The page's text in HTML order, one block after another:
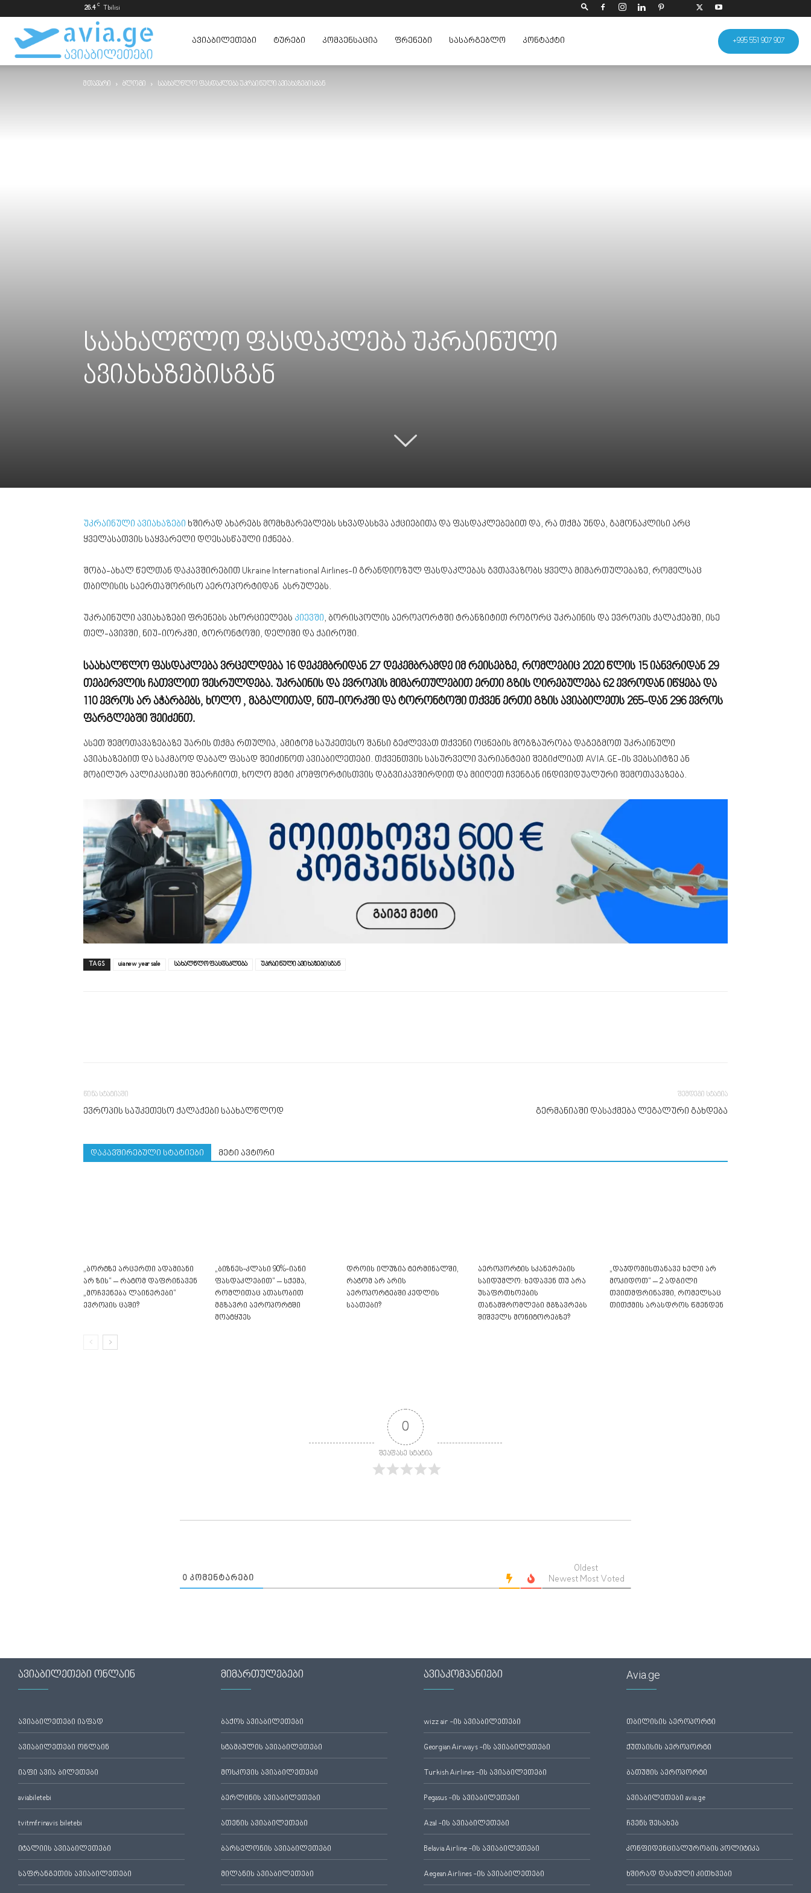
26.4 C Tbilisi
+995 551 907 907
ავიაბილეთები
ყველაზე
ᲐᲕᲘᲐᲑᲘᲚᲔᲗᲔᲑᲘ ᲢᲣᲠᲔᲑᲘ ᲙᲝᲛᲞᲔᲜᲡᲐᲪᲘᲐ ᲤᲠᲔᲜᲔᲑᲘ ᲡᲐᲡᲐᲠᲒᲔᲑᲚᲝ ᲙᲝᲜᲢᲐᲥᲢᲘ
მთავარი ბლოგი საახალწლო ფასდაკლება უკრაინული ავიახაზებისგან
საახალწლო ფასდაკლება უკრაინული
ავიახაზებისგან
უკრაინული ავიახაზები ხშირად ახარებს მომხმარებლებს სხვადასხვა აქციებითა და ფასდაკლებებით და, რა თქმა უნდა, გამონაკლისი არც
ყველასათვის საყვარელი დღესასწაული იქნება.
შობა-ახალ წელთან დაკავშირებით Ukraine International Airlines-ი გრანდიოზულ ფასდაკლებას გვთავაზობს ყველა მიმართულებაზე, რომელსაც
თბილისის საერთაშორისო აეროპორტიდან ასრულებს.
უკრაინული ავიახაზები ფრენებს ახორციელებს კიევში, ბორისპოლის აეროპორტში ტრანზიტით როგორც უკრაინის და ევროპის ქალაქებში, ისე
თელ-ავივში, ნიუ-იორკში, ტორონტოში, დელიში და ქაიროში.
საახალწლო ფასდაკლება ვრცელდება 16 დეკემბრიდან 27 დეკემბრამდე იმ რეისებზე, რომლებიც 2020 წლის 15 იანვრიდან 29
თებერვლის ჩათვლით შესრულდება. უკრაინის და ევროპის მიმართულებით ერთი გზის ღირებულება 62 ევროდან იწყება და
110 ევროს არ აჭარბებს, ხოლო , მაგალითად, ნიუ-იორკში და ტორონტოში თქვენ ერთი გზის ავიაბილეთს 265-დან 296 ევროს
ფარგლებში შეიძენთ.
ასეთ შემოთავაზებაზე უარის თქმა რთულია, ამიტომ საუკეთესო შანსი გეძლევათ თქვენი ოცნების მოგზაურობა დაგეგმოთ უკრაინული
ავიახაზებით და საკმაოდ დაბალ ფასად შეიძინოთ ავიაბილეთები. თქვენთვის სასურველი ვარიანტები შეგიძლიათ AVIA.GE-ის ვებსაიტზე ან
მობილურ აპლიკაციაში შეარჩიოთ, ხოლო მეტი კომფორტისთვის დაგვიკავშირდით და მიიღეთ ჩვენგან ინდივიდუალური შემოთავაზება.
TAGS uia new year sale სახალწლო ფასდაკლება უკრაინული ავიხაზებისგან
წინა სტატიაში
ევროპის საუკეთესო ქალაქები საახალწლოდ
შემდეგი სტატია
გერმანიაში დასაქმება ლეგალური გახდება
დაკავშირებული სტატიები მეტი ავტორი
„ბორტზე არცერთი ადამიანი
არ ზის“ – რატომ დაფრინავენ
„მოჩვენება ლაინერები“
ევროპის ცაში?
„ბიზნეს-კლასი 90%-იანი
ფასდაკლებით“ – სქემა,
რომლითაც ათასობით
მგზავრი აეროპორტში
მოატყუეს
დროის ილუზია ტერმინალში,
რატომ არ არის
აეროპორტებში კედლის
საათები?
აეროპორტის სკანერების
საიდუმლო: ხედავენ თუ არა
უსაფრთხოების
თანამშრომლები მგზავრებს
შიშველს მონიტორებზე?
„დაჯდომისთანავე ხელი არ
მოკიდოთ“ – 2 ადგილი
თვითმფრინავში, რომელსაც
თითქმის არასდროს წმენდენ
0
შეაფასე სტატია
0 ᲙᲝᲛᲔᲜᲢᲐᲠᲔᲑᲘ
Oldest
Newest Most Voted
ავიაბილეთები ონლაინ
ავიაბილეთები იაფად
ავიაბილეთები ონლაინ
იაფი ავია ბილეთები
aviabiletebi
tvitmfrinavis biletebi
იტალიის ავიაბილეთები
საფრანგეთის ავიაბილეთები
მიმართულებები
ბაქოს ავიაბილეთები
სტამბულის ავიაბილეთები
მოსკოვის ავიაბილეთები
ბერლინის ავიაბილეთები
ათენის ავიაბილეთები
ბარსელონის ავიაბილეთები
მილანის ავიაბილეთები
ავიაკომპანიები
wizz air -ის ავიაბილეთები
Georgian Airways -ის ავიაბილეთები
Turkish Airlines -ის ავიაბილეთები
Pegasus -ის ავიაბილეთები
Azal -ის ავიაბილეთები
Belavia Airline -ის ავიაბილეთები
Aegean Airlines -ის ავიაბილეთები
Avia.ge
თბილისის აეროპორტი
ქუთაისის აეროპორტი
ბათუმის აეროპორტი
ავიაბილეთები avia.ge
ჩვენს შესახებ
კონფიდენციალურობის პოლიტიკა
ხშირად დასმული კითხვები